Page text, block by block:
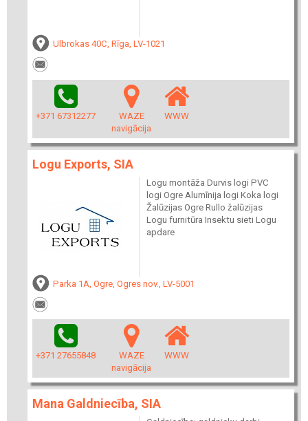
Ulbrokas 40C, Rīga, LV-1021
+371 67312277
WAZE
navigācija
WWW
Logu Exports, SIA
Logu montāža Durvis logi PVC
logi Ogre Alumīnija logi Koka logi
Žalūzijas Ogre Rullo žalūzijas
Logu furnitūra Insektu sieti Logu
apdare
Parka 1A, Ogre, Ogres nov., LV-5001
+371 27655848
WAZE
navigācija
WWW
Mana Galdniecība, SIA